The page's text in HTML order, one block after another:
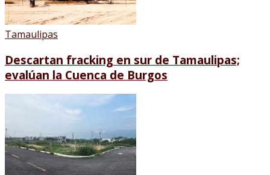
Tamaulipas
Descartan fracking en sur de Tamaulipas;
evalúan la Cuenca de Burgos